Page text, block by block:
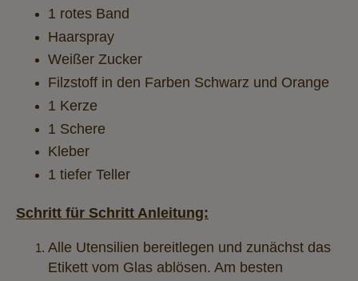
1 rotes Band
Haarspray
Weißer Zucker
Filzstoff in den Farben Schwarz und Orange
1 Kerze
1 Schere
Kleber
1 tiefer Teller
Schritt für Schritt Anleitung:
Alle Utensilien bereitlegen und zunächst das
Etikett vom Glas ablösen. Am besten